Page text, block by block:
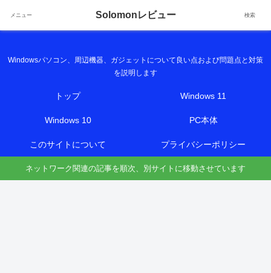
Solomonレビュー
Windowsパソコン、周辺機器、ガジェットについて良い点および問題点と対策
を説明します
トップ Windows 11
Windows 10 PC本体
このサイトについて プライバシーポリシー
ネットワーク関連の記事を順次、別サイトに移動させています
メニュー Solomonレビュー 検索